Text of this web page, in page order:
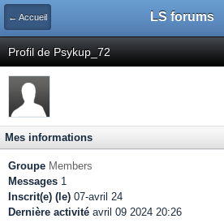
← Accueil LS forums
Profil de Psykup_72
Mes informations
Groupe Members
Messages 1
Inscrit(e) (le) 07-avril 24
Dernière activité avril 09 2024 20:26